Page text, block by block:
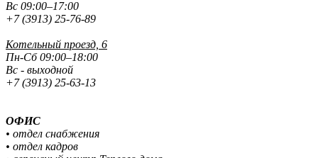
Вс 09:00–17:00
+7 (3913) 25-76-89
Котельный проезд, 6
Пн-Сб 09:00–18:00
Вс - выходной
+7 (3913) 25-63-13
ОФИС
• отдел снабжения
• отдел кадров